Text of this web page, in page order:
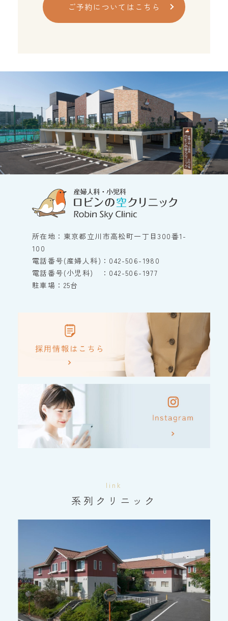
ご予約についてはこちら
所在地：東京都立川市高松町一丁目300番1-
100
電話番号(産婦人科)：042-506-1980
電話番号(小児科) ：042-506-1977
駐車場：25台
link
系列クリニック